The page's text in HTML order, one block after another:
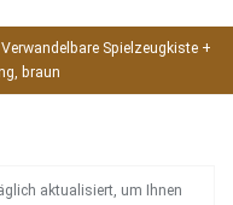
Spielzeugkiste +
braun
aktualisiert, um Ihnen